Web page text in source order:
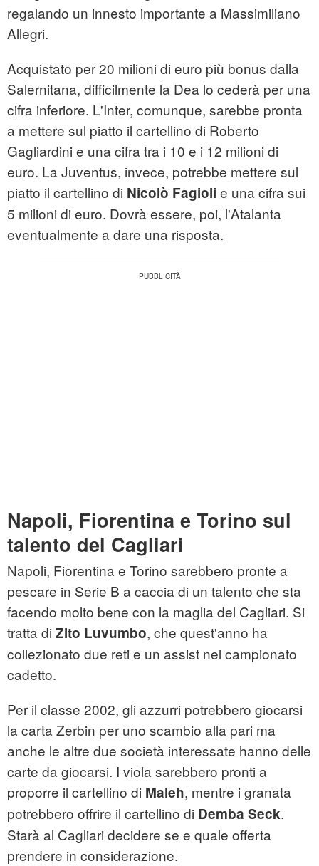
regalando un innesto importante a Massimiliano
Allegri.
Acquistato per 20 milioni di euro più bonus dalla
Salernitana, difficilmente la Dea lo cederà per una
cifra inferiore. L'Inter, comunque, sarebbe pronta
a mettere sul piatto il cartellino di Roberto
Gagliardini e una cifra tra i 10 e i 12 milioni di
euro. La Juventus, invece, potrebbe mettere sul
piatto il cartellino di Nicolò Fagioli e una cifra sui
5 milioni di euro. Dovrà essere, poi, l'Atalanta
eventualmente a dare una risposta.
Napoli, Fiorentina e Torino sul
talento del Cagliari
Napoli, Fiorentina e Torino sarebbero pronte a
pescare in Serie B a caccia di un talento che sta
facendo molto bene con la maglia del Cagliari. Si
tratta di Zito Luvumbo, che quest'anno ha
collezionato due reti e un assist nel campionato
cadetto.
Per il classe 2002, gli azzurri potrebbero giocarsi
la carta Zerbin per uno scambio alla pari ma
anche le altre due società interessate hanno delle
carte da giocarsi. I viola sarebbero pronti a
proporre il cartellino di Maleh, mentre i granata
potrebbero offrire il cartellino di Demba Seck.
Starà al Cagliari decidere se e quale offerta
prendere in considerazione.